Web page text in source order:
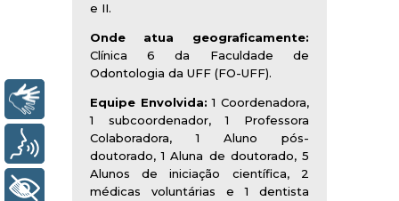
e II.
Onde atua geograficamente:
Clínica 6 da Faculdade de
Odontologia da UFF (FO-UFF).
Equipe Envolvida: 1 Coordenadora,
1 subcoordenador, 1 Professora
Colaboradora, 1 Aluno pós-
doutorado, 1 Aluna de doutorado, 5
Alunos de iniciação científica, 2
médicas voluntárias e 1 dentista
Libras
+ Acessibilidade